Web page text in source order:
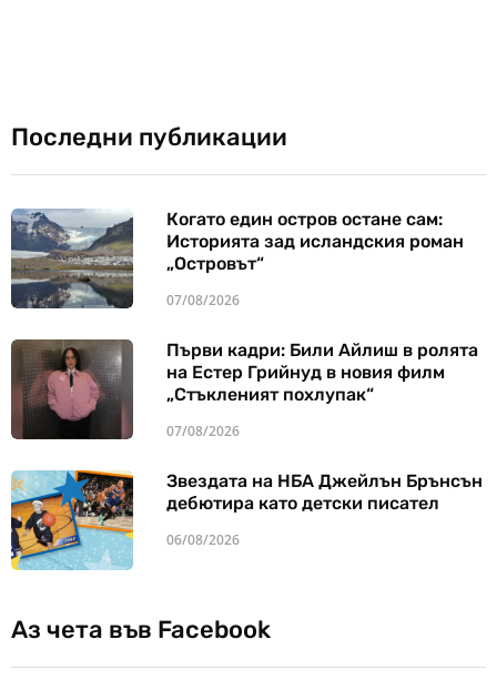
Последни публикации
Когато един остров остане сам:
Историята зад исландския роман
„Островът“
07/08/2026
Първи кадри: Били Айлиш в ролята
на Естер Грийнуд в новия филм
„Стъкленият похлупак“
07/08/2026
Звездата на НБА Джейлън Брънсън
дебютира като детски писател
06/08/2026
Аз чета във Facebook